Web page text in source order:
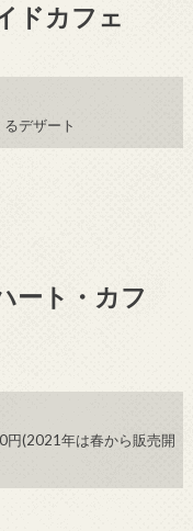
ドカフェ
デザート
ート・カフ
円(2021年は春から販売開